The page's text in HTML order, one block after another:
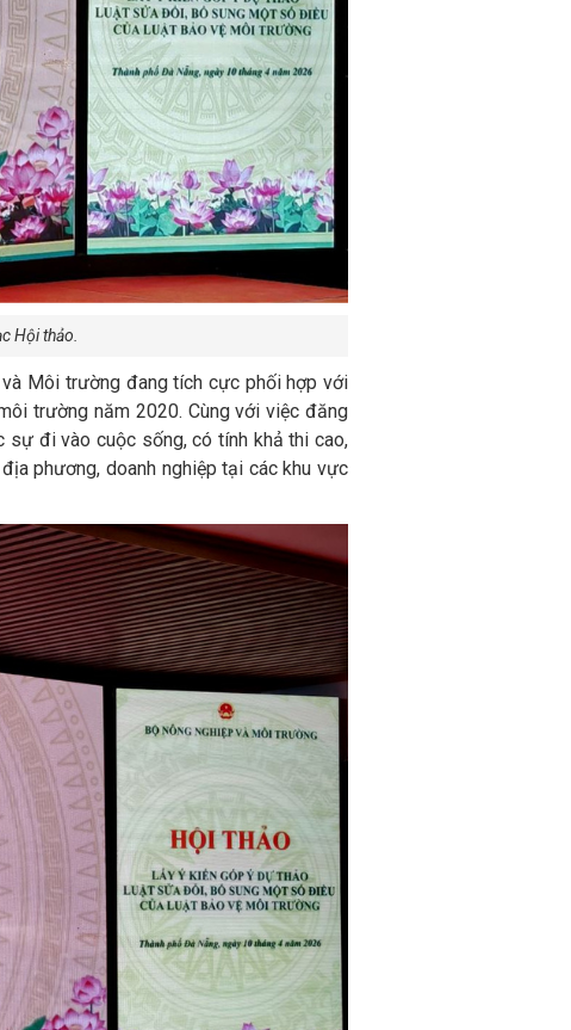
Hội thảo.
và Môi trường đang tích cực phối hợp với
trường năm 2020. Cùng với việc đăng
đi vào cuộc sống, có tính khả thi cao,
phương, doanh nghiệp tại các khu vực